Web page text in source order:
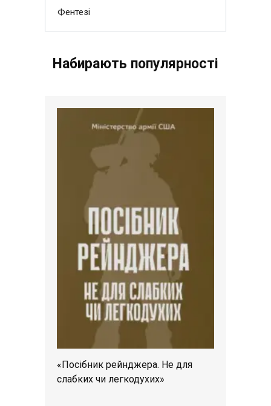
Фентезі
Набирають популярності
«Посібник рейнджера. Не для
слабких чи легкодухих»